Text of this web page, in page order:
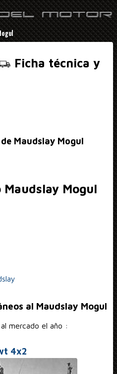
Ficha técnica y
Maudslay Mogul
Mogul
al Maudslay Mogul
mercado el año :
4x2